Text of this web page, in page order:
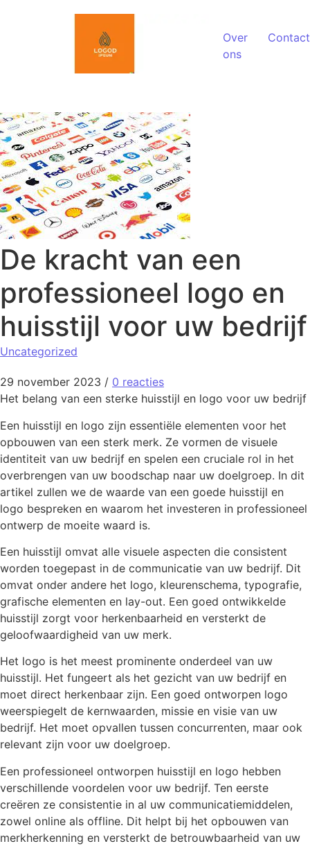
Over
ons
Contact
De kracht van een
professioneel logo en
huisstijl voor uw bedrijf
Uncategorized
29 november 2023 / 0 reacties
Het belang van een sterke huisstijl en logo voor uw bedrijf
Een huisstijl en logo zijn essentiële elementen voor het
opbouwen van een sterk merk. Ze vormen de visuele
identiteit van uw bedrijf en spelen een cruciale rol in het
overbrengen van uw boodschap naar uw doelgroep. In dit
artikel zullen we de waarde van een goede huisstijl en
logo bespreken en waarom het investeren in professioneel
ontwerp de moeite waard is.
Een huisstijl omvat alle visuele aspecten die consistent
worden toegepast in de communicatie van uw bedrijf. Dit
omvat onder andere het logo, kleurenschema, typografie,
grafische elementen en lay-out. Een goed ontwikkelde
huisstijl zorgt voor herkenbaarheid en versterkt de
geloofwaardigheid van uw merk.
Het logo is het meest prominente onderdeel van uw
huisstijl. Het fungeert als het gezicht van uw bedrijf en
moet direct herkenbaar zijn. Een goed ontworpen logo
weerspiegelt de kernwaarden, missie en visie van uw
bedrijf. Het moet opvallen tussen concurrenten, maar ook
relevant zijn voor uw doelgroep.
Een professioneel ontworpen huisstijl en logo hebben
verschillende voordelen voor uw bedrijf. Ten eerste
creëren ze consistentie in al uw communicatiemiddelen,
zowel online als offline. Dit helpt bij het opbouwen van
merkherkenning en versterkt de betrouwbaarheid van uw